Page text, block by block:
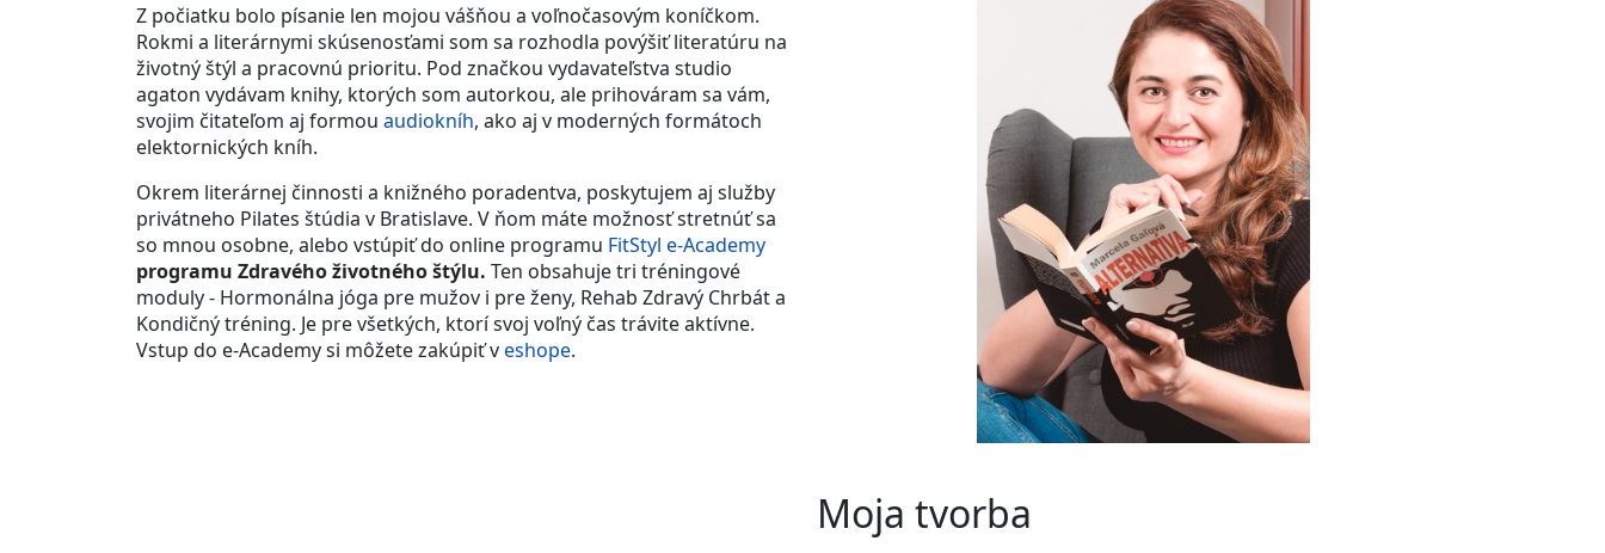
Z počiatku bolo písanie len mojou vášňou a voľnočasovým koníčkom.
Rokmi a literárnymi skúsenosťami som sa rozhodla povýšiť literatúru na
životný štýl a pracovnú prioritu. Pod značkou vydavateľstva studio
agaton vydávam knihy, ktorých som autorkou, ale prihováram sa vám,
svojim čitateľom aj formou audiokníh, ako aj v moderných formátoch
elektornických kníh.
Okrem literárnej činnosti a knižného poradentva, poskytujem aj služby
privátneho Pilates štúdia v Bratislave. V ňom máte možnosť stretnúť sa
so mnou osobne, alebo vstúpiť do online programu FitStyl e-Academy
programu Zdravého životného štýlu. Ten obsahuje tri tréningové
moduly - Hormonálna jóga pre mužov i pre ženy, Rehab Zdravý Chrbát a
Kondičný tréning. Je pre všetkých, ktorí svoj voľný čas trávite aktívne.
Vstup do e-Academy si môžete zakúpiť veshope.
Moja tvorba